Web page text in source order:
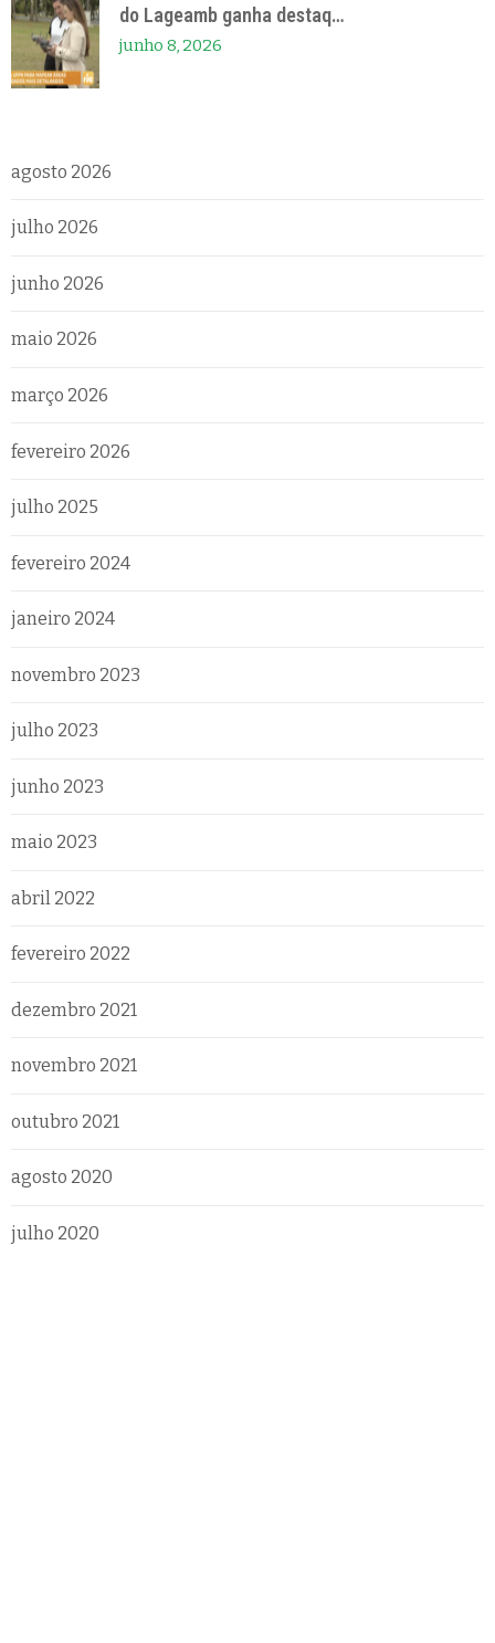
do Lageamb ganha destaq…
junho 8, 2026
agosto 2026
julho 2026
junho 2026
maio 2026
março 2026
fevereiro 2026
julho 2025
fevereiro 2024
janeiro 2024
novembro 2023
julho 2023
junho 2023
maio 2023
abril 2022
fevereiro 2022
dezembro 2021
novembro 2021
outubro 2021
agosto 2020
julho 2020